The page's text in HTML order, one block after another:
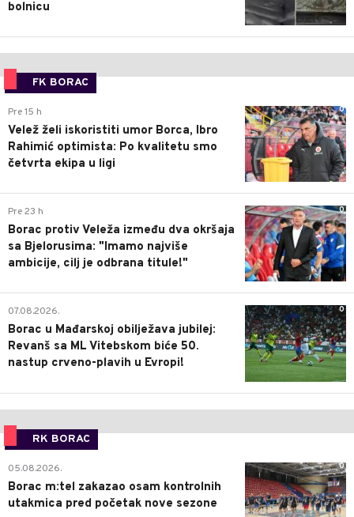
bolnicu
FK BORAC
0
Pre 15 h
Velež želi iskoristiti umor Borca, Ibro
Rahimić optimista: Po kvalitetu smo
četvrta ekipa u ligi
0
Pre 23 h
Borac protiv Veleža između dva okršaja
sa Bjelorusima: "Imamo najviše
ambicije, cilj je odbrana titule!"
0
07.08.2026.
Borac u Mađarskoj obilježava jubilej:
Revanš sa ML Vitebskom biće 50.
nastup crveno-plavih u Evropi!
RK BORAC
0
05.08.2026.
Borac m:tel zakazao osam kontrolnih
utakmica pred početak nove sezone